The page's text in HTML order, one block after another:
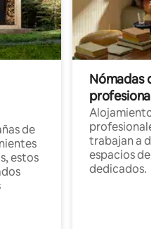
de
estos
Nómadas
Alojamientos
profesionales
trabajan a
espacios de
dedicados.